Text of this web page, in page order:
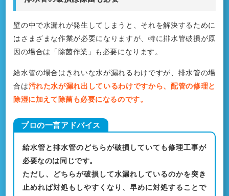
壁の中で水漏れが発生してしまうと、それを解決するために
はさまざまな作業が必要になりますが、特に排水管破損が原
因の場合は「除菌作業」も必要になります。
給水管の場合はきれいな水が漏れるわけですが、排水管の場
合は汚れた水が漏れ出しているわけですから、配管の修理と
除湿に加えて除菌も必要になるのです。
給水管と排水管のどちらが破損していても修理工事が
必要なのは同じです。
ただし、どちらが破損して水漏れしているのかを突き
止めれば対処もしやすくなり、早めに対処することで